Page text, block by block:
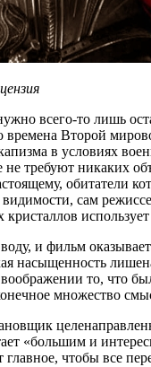
всего-то лишь
времена Второй
в условиях
требуют никаких
обитатели
сам
и фильм
насыщенность
то, что
множество
«большим и
чтобы все